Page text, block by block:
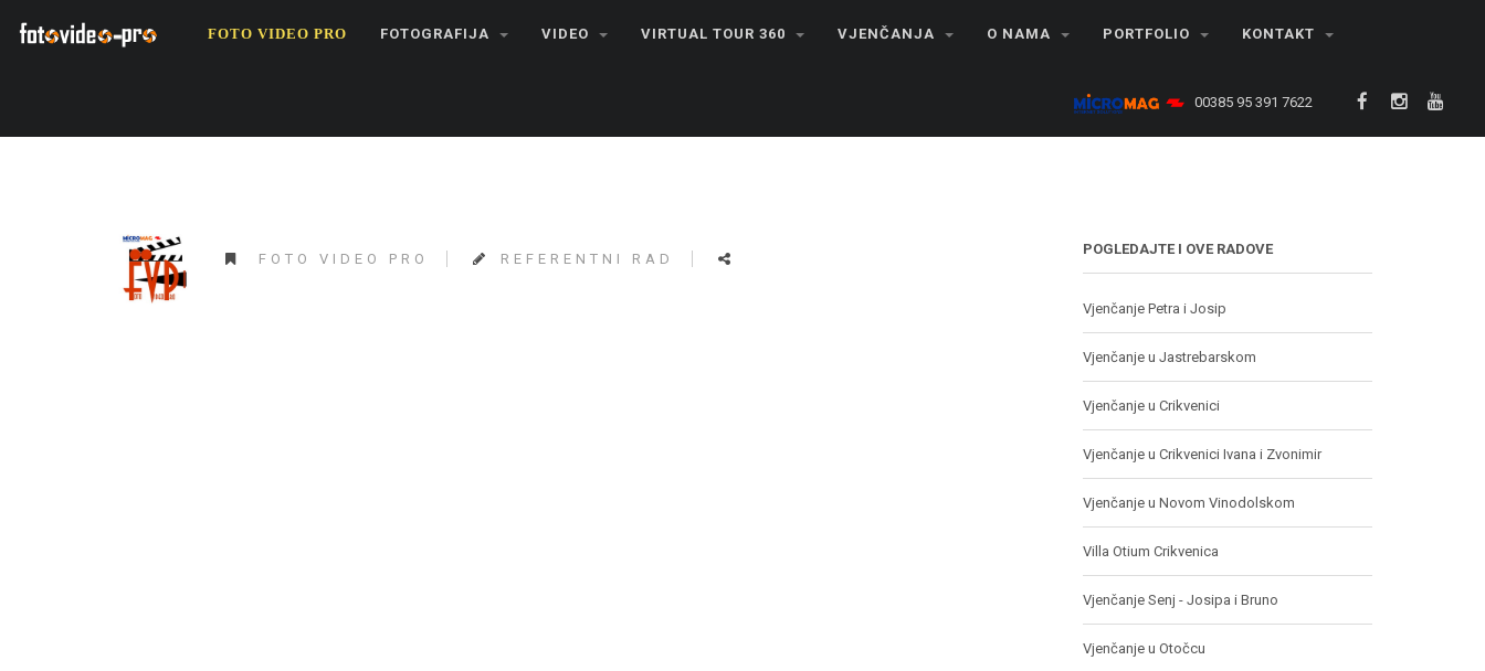
FOTO VIDEO PRO FOTOGRAFIJA VIDEO VIRTUAL TOUR 360 VJENČANJA O NAMA PORTFOLIO KONTAKT
00385 95 391 7622
FOTO VIDEO PRO REFERENTNI RAD
POGLEDAJTE I OVE RADOVE
Vjenčanje Petra i Josip
Vjenčanje u Jastrebarskom
Vjenčanje u Crikvenici
Vjenčanje u Crikvenici Ivana i Zvonimir
Vjenčanje u Novom Vinodolskom
Villa Otium Crikvenica
Vjenčanje Senj - Josipa i Bruno
Vjenčanje u Otočcu